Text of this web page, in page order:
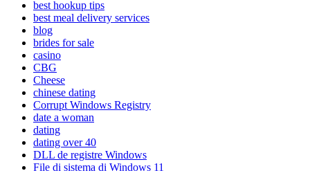
best hookup tips
best meal delivery services
blog
brides for sale
casino
CBG
Cheese
chinese dating
Corrupt Windows Registry
date a woman
dating
dating over 40
DLL de registre Windows
File di sistema di Windows 11